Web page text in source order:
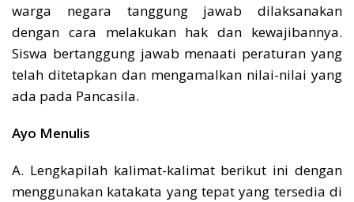
warga negara tanggung jawab dilaksanakan
dengan cara melakukan hak dan kewajibannya.
Siswa bertanggung jawab menaati peraturan yang
telah ditetapkan dan mengamalkan nilai-nilai yang
ada pada Pancasila.
Ayo Menulis
A. Lengkapilah kalimat-kalimat berikut ini dengan
menggunakan katakata yang tepat yang tersedia di